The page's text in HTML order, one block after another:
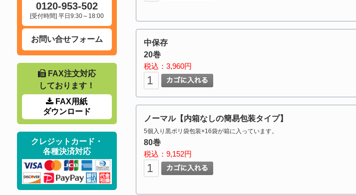
中保存
20巻
税込：3,960円
ノーマル【内箱なしの簡易包装タイプ】
5個入り黒ポリ袋包装×16袋が箱に入っています。
80巻
税込：9,152円
0120-953-502
[受付時間] 平日9:30～18:00
お問い合せフォーム
FAX注文対応
しております！
FAX用紙
ダウンロード
クレジットカード・
各種決済対応